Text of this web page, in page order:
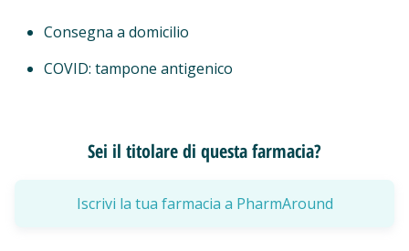
Consegna a domicilio
COVID: tampone antigenico
Sei il titolare di questa farmacia?
Iscrivi la tua farmacia a PharmAround